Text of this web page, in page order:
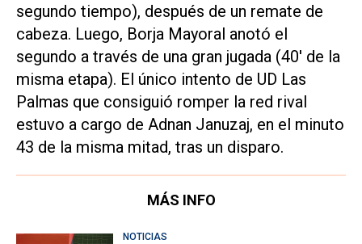
segundo tiempo), después de un remate de
cabeza. Luego, Borja Mayoral anotó el
segundo a través de una gran jugada (40' de la
misma etapa). El único intento de UD Las
Palmas que consiguió romper la red rival
estuvo a cargo de Adnan Januzaj, en el minuto
43 de la misma mitad, tras un disparo.
MÁS INFO
NOTICIAS